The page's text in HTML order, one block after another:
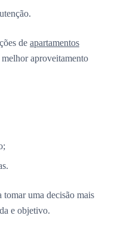
de apartamentos
aproveitamento
tomar uma decisão mais
e objetivo.